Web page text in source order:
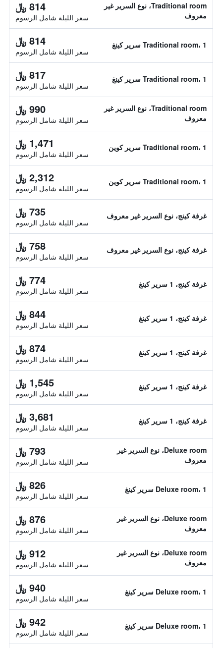
Traditional room، نوع السرير غير
معروف
814 ﷼
سعر الليلة شامل الرسوم
Traditional room، 1 سرير كينغ 814 ﷼
سعر الليلة شامل الرسوم
Traditional room، 1 سرير كينغ 817 ﷼
سعر الليلة شامل الرسوم
Traditional room، نوع السرير غير
معروف
990 ﷼
سعر الليلة شامل الرسوم
Traditional room، 1 سرير كوين 1,471 ﷼
سعر الليلة شامل الرسوم
Traditional room، 1 سرير كوين 2,312 ﷼
سعر الليلة شامل الرسوم
غرفة كينج، نوع السرير غير معروف 735 ﷼
سعر الليلة شامل الرسوم
غرفة كينج، نوع السرير غير معروف 758 ﷼
سعر الليلة شامل الرسوم
غرفة كينج، 1 سرير كينغ 774 ﷼
سعر الليلة شامل الرسوم
غرفة كينج، 1 سرير كينغ 844 ﷼
سعر الليلة شامل الرسوم
غرفة كينج، 1 سرير كينغ 874 ﷼
سعر الليلة شامل الرسوم
غرفة كينج، 1 سرير كينغ 1,545 ﷼
سعر الليلة شامل الرسوم
غرفة كينج، 1 سرير كينغ 3,681 ﷼
سعر الليلة شامل الرسوم
Deluxe room، نوع السرير غير
معروف
793 ﷼
سعر الليلة شامل الرسوم
Deluxe room، 1 سرير كينغ 826 ﷼
سعر الليلة شامل الرسوم
Deluxe room، نوع السرير غير
معروف
876 ﷼
سعر الليلة شامل الرسوم
Deluxe room، نوع السرير غير
معروف
912 ﷼
سعر الليلة شامل الرسوم
Deluxe room، 1 سرير كينغ 940 ﷼
سعر الليلة شامل الرسوم
Deluxe room، 1 سرير كينغ 942 ﷼
سعر الليلة شامل الرسوم